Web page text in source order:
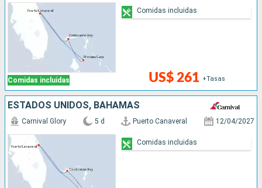
Comidas incluidas US$ 261 +Tasas
Comidas incluidas
ESTADOS UNIDOS, BAHAMAS
Carnival Glory 5 d Puerto Canaveral 12/04/2027
Comidas incluidas